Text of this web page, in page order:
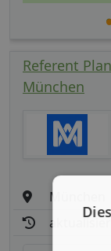
Referent
München
München